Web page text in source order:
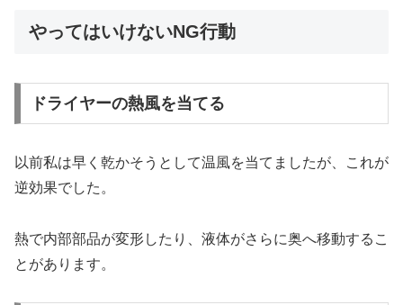
やってはいけないNG行動
ドライヤーの熱風を当てる
以前私は早く乾かそうとして温風を当てましたが、これが
逆効果でした。
熱で内部部品が変形したり、液体がさらに奥へ移動するこ
とがあります。